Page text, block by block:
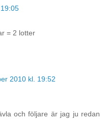
= 2 lotter
2010 kl. 19:52
och följare är jag ju redan